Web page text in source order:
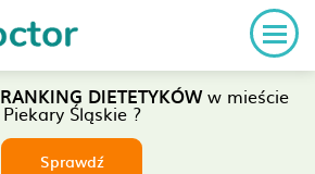
RANKING DIETETYKÓWw mieście
Piekary Śląskie ?
Sprawdź